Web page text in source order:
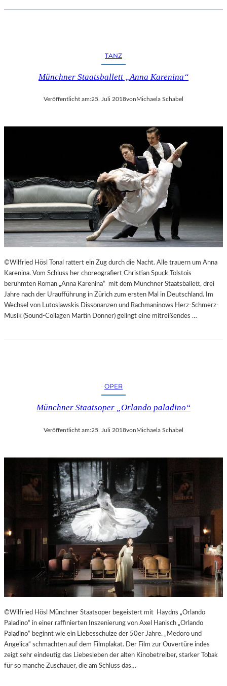
C
B
I
“
U
R
U
M
G
E
K
H
R
T
TANZ
Münchner Staatsballett „Anna Karenina“
Veröffentlicht am:25. Juli 2018vonMichaela Schabel
©Wilfried Hösl Tonal rattert ein Zug durch die Nacht. Alle trauern um Anna
Karenina. Vom Schluss her choreografiert Christian Spuck Tolstois
berühmten Roman „Anna Karenina“ mit dem Münchner Staatsballett, drei
Jahre nach der Uraufführung in Zürich zum ersten Mal in Deutschland. Im
Wechsel von Lutoslawskis Dissonanzen und Rachmaninows Herz-Schmerz-
Musik (Sound-Collagen Martin Donner) gelingt eine mitreißendes …
OPER
Münchner Staatsoper „Orlando paladino“
Veröffentlicht am:25. Juli 2018vonMichaela Schabel
©Wilfried Hösl Münchner Staatsoper begeistert mit Haydns „Orlando
Paladino“ in einer raffinierten Inszenierung von Axel Hanisch „Orlando
Paladino“ beginnt wie ein Liebesschulze der 50er Jahre. „Medoro und
Angelica“ schmachten auf dem Filmplakat. Der Film zur Ouvertüre indes
zeigt sehr eindeutig das Liebesleben der alten Kinobetreiber, starker Tobak
für so manche Zuschauer, die am Schluss das…